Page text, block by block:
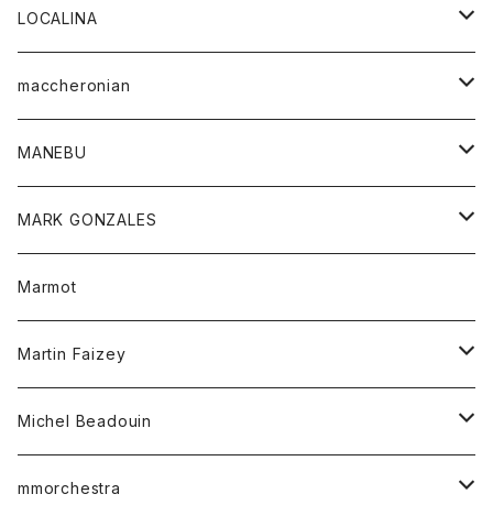
Tシャツ
ベスト
ポロシャツ
ロングスリーブTシャツ
セーター
チュニック
ワンピース
Tシャツ
パンツ
アウター
カットソー
トップス
シャツ
LOCALINA
ロングスリーブテーシャツ
maccheronian
靴
MANEBU
靴
MARK GONZALES
トップス
Tシャツ
Marmot
Martin Faizey
ベルト
Michel Beadouin
トップス
mmorchestra